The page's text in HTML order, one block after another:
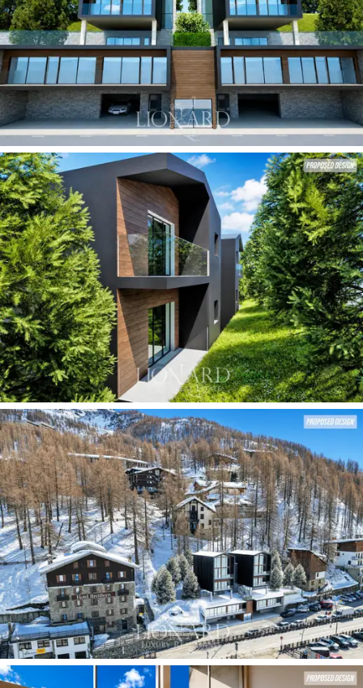
この現代的なシャレーにおけるラグジュアリー
のコンセプトは、心身のリフレッシュと健康の
ために設計された空間において最も明確に実現
されています。氷河でのスキーを楽しんだ後、
ゆったりとくつろぐのに最適です。この物件に
は、壮大なプライベートスパと設備の整ったジ
ムがあり、周囲の山々に囲まれた、まさに安ら
ぎの空間となっています。機能性へのこだわり
は、あらゆる細部にまで行き届いています。1階
には、アルプスの豪雪時でも容易にアクセスで
きるよう設計された、広々とした暖房付きガレ
ージがあります。また、この邸宅には3台分の専
用駐車スペースがあり、独立型物件の供給が限
られているこの特別な場所では、非常に貴重な
機会となっています。
この画像は、コンピューターグラフィックスで
作成された開発計画図であり、物件の現状を反
映するものではありません。